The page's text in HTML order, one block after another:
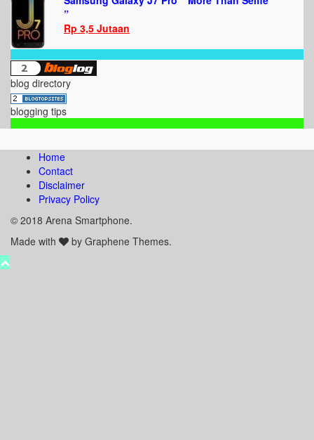
”
Rp 3,5 Jutaan
blog directory
blogging tips
Home
Contact
Disclaimer
Privacy Policy
© 2018 Arena Smartphone.
Made with
by Graphene Themes.